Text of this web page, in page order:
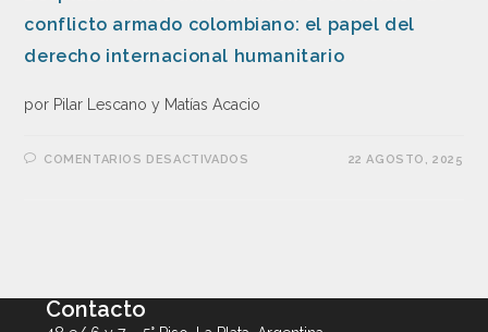
conflicto armado colombiano: el papel del
derecho internacional humanitario
por Pilar Lescano y Matías Acacio
COMENTARIOS DESACTIVADOS 22 AGOSTO, 2025
Contacto